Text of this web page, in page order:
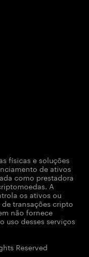
físicas e soluções
de ativos
como prestadora
A
os ativos ou
transações cripto
não fornece
uso desses serviços